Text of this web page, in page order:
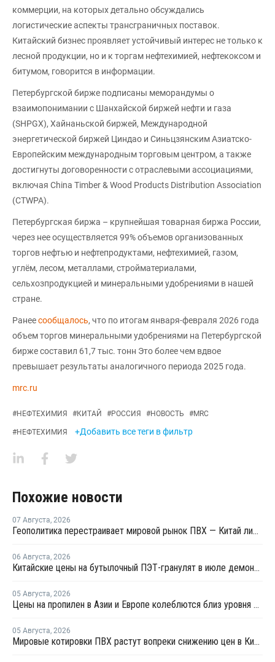
коммерции, на которых детально обсуждались
логистические аспекты трансграничных поставок.
Китайский бизнес проявляет устойчивый интерес не только к
лесной продукции, но и к торгам нефтехимией, нефтекоксом и
битумом, говорится в информации.
Петербургской бирже подписаны меморандумы о
взаимопонимании с Шанхайской биржей нефти и газа
(SHPGX), Хайнаньской биржей, Международной
энергетической биржей Циндао и Синьцзянским Азиатско-
Европейским международным торговым центром, а также
достигнуты договоренности с отраслевыми ассоциациями,
включая China Timber & Wood Products Distribution Association
(CTWPA).
Петербургская биржа – крупнейшая товарная биржа России,
через нее осуществляется 99% объемов организованных
торгов нефтью и нефтепродуктами, нефтехимией, газом,
углём, лесом, металлами, стройматериалами,
сельхозпродукцией и минеральными удобрениями в нашей
стране.
Ранеесообщалось, что по итогам января-февраля 2026 года
объем торгов минеральными удобрениями на Петербургской
бирже составил 61,7 тыс. тонн Это более чем вдвое
превышает результаты аналогичного периода 2025 года.
mrc.ru
#НЕФТЕХИМИЯ #КИТАЙ #РОССИЯ #НОВОСТЬ #MRC
#НЕФТЕХИМИЯ +Добавить все теги в фильтр
Похожие новости
07 Августа, 2026
Геополитика перестраивает мировой рынок ПВХ — Китай лидирует в экспорте
06 Августа, 2026
Китайские цены на бутылочный ПЭТ-гранулят в июле демонстрировали сильную волатильность
05 Августа, 2026
Цены на пропилен в Азии и Европе колеблются близ уровня в USD1000
05 Августа, 2026
Мировые котировки ПВХ растут вопреки снижению цен в Китае